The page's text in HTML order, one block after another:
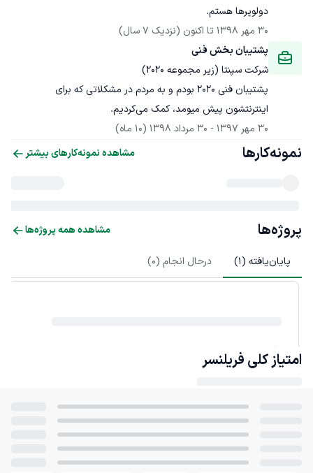
دولوپرها هستم.
30 مهر 1398
تا اکنون (نزدیک 7 سال)
پشتیبان بخش فنی
شرکت سپنتا (زیر مجموعه 2020)
پشتیبان فنی 2020 بودم و به مردم در مشکلاتی که برای
اینترنتشون پیش میومد، کمک می‌کردیم.
30 مهر 1397
- 30 مرداد 1398 (10 ماه)
نمونه‌کارها مشاهده نمونه‌کارهای بیشتر
پروژه‌ها مشاهده همه پروژه‌ها
پایان‌یافته (1
) درحال انجام (0
)
امتیاز کلی فریلنسر